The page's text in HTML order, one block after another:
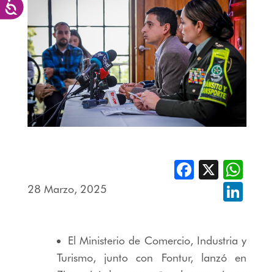
Accesibilidad
28 Marzo, 2025
Facebook
X
El Ministerio de Comercio, Industria y
Turismo, junto con Fontur, lanzó en